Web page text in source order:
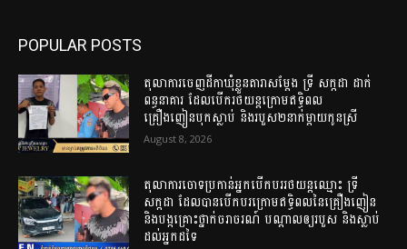
POPULAR POSTS
តុលាការចេញដីកាឃុំខ្លួនតារាសម្តែង ទ្រី សក្កដា ដាក់
ពន្ធនាគារ ដែលបើករថយន្តក្រោមឥទ្ធិពល
គ្រឿងញៀនបុកស្លាប់ និងរបួស២នាក់ម្តាយកូនស្រី
August 8, 2026
តុលាការចោទប្រកាន់អ្នកបើកបររថយន្តឈ្មោះ ទ្រី
សក្កដា ដែលបានបើកបរក្រោមឥទ្ធិពលនៃគ្រឿងញៀន
និងបង្កគ្រោះថ្នាក់ចរាចរណ៍ បណ្តាលឲ្យរបួស និងស្លាប់
ដល់អ្នកដទៃ